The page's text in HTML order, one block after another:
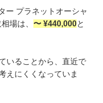
ー プラネットオーシャ
場は、 〜 ¥440,000と
いることから、直近で
えにくくなっていま